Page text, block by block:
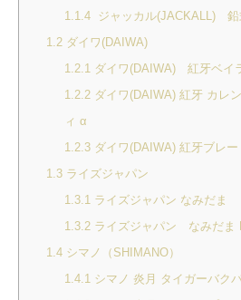
1.1.4ジャッカル(JACKALL) 鉛
1.2ダイワ(DAIWA)
1.2.1
ダイワ(DAIWA) 紅牙ベイ
1.2.2ダイワ(DAIWA) 紅牙 カレ
ィ α
1.2.3ダイワ(DAIWA) 紅牙ブレー
1.3ライズジャパン
1.3.1 ライズジャパン なみだま
1.3.2ライズジャパン なみだま
1.4シマノ（SHIMANO）
1.4.1 シマノ 炎月 タイガーバク